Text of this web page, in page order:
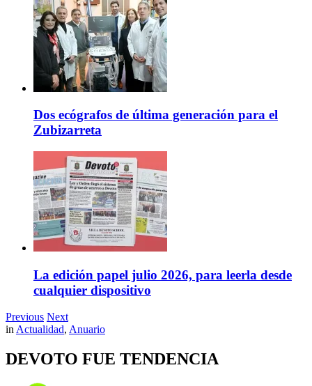
Dos ecógrafos de última generación para el
Zubizarreta
La edición papel julio 2026, para leerla desde
cualquier dispositivo
Previous Next
inActualidad, Anuario
DEVOTO FUE TENDENCIA